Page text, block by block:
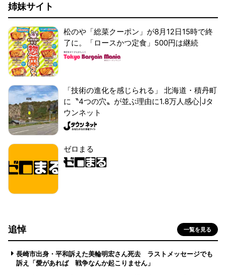
姉妹サイト
松のや「総菜クーポン」が8月12日15時で終
了に。「ロースかつ定食」500円は継続
「技術の進化を感じられる」 北海道・積丹町
に〝4つの穴〟が並ぶ理由に1.8万人感心|Jタ
ウンネット
ゼロまる
追悼 一覧を見る
長崎市出身・平和訴えた美輪明宏さん死去 ラストメッセージでも
訴え「愛があれば 戦争なんか起こりません」